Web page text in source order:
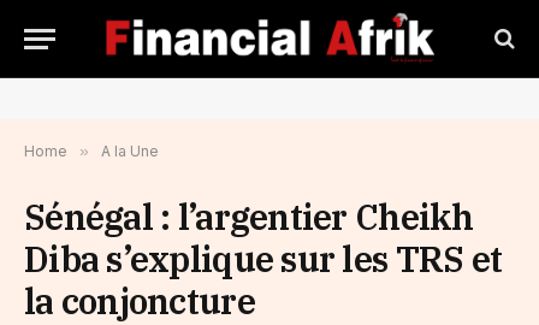
Home » A la Une
Sénégal : l’argentier Cheikh
Diba s’explique sur les TRS et
la conjoncture